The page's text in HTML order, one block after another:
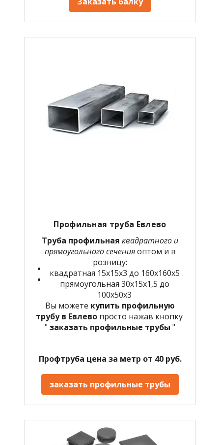
Профильная труба Евлево
Труба профильная квадратного и
прямоугольного сеченияоптом и в
розницу:
квадратная 15х15х3 до 160х160х5
прямоугольная 30х15х1,5 до
100х50х3
Вы можете купить профильную
трубу в Евлево просто нажав кнопку
" заказать профильные трубы "
Профтруба цена за метр от 40 руб.
заказать профильные трубы